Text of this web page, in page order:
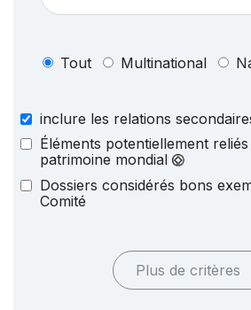
Tout Multinational
inclure les relations
Éléments potentiellement
patrimoine mondial
Dossiers considérés bons
Comité
Plus de critères